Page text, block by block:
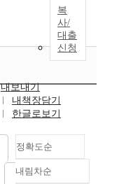
복
사/
대출
신청
내보내기
내책장담기
한글로보기
정확도순
정확도
내림차순